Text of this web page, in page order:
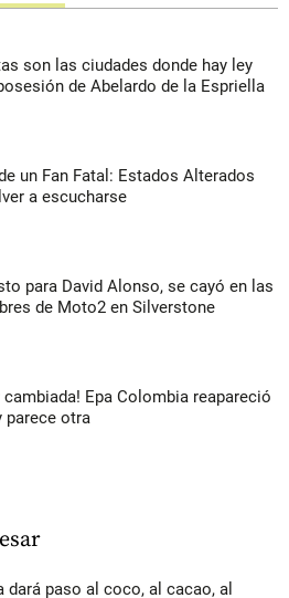
son las ciudades donde hay ley
de Abelardo de la Espriella
un Fan Fatal: Estados Alterados
a escucharse
para David Alonso, se cayó en las
de Moto2 en Silverstone
cambiada! Epa Colombia reapareció
parece otra
dará paso al coco, al cacao, al